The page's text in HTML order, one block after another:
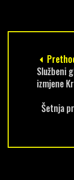
Službeni
izmjene
Šetnja